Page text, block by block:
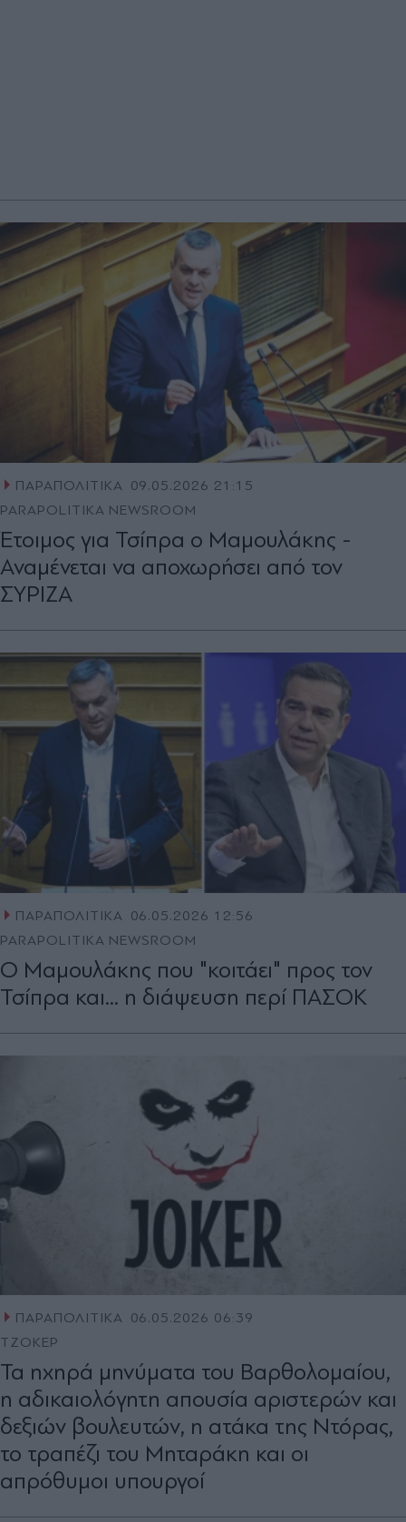
ΠΑΡΑΠΟΛΙΤΙΚΑ 09.05.2026 21:15
PARAPOLITIKA NEWSROOM
Έτοιμος για Τσίπρα ο Μαμουλάκης -
Αναμένεται να αποχωρήσει από τον
ΣΥΡΙΖΑ
ΠΑΡΑΠΟΛΙΤΙΚΑ
06.05.2026 12:56
PARAPOLITIKA NEWSROOM
Ο Μαμουλάκης που "κοιτάει" προς τον
Τσίπρα και... η διάψευση περί ΠΑΣΟΚ
ΠΑΡΑΠΟΛΙΤΙΚΑ 06.05.2026 06:39
ΤΖΟΚΕΡ
Τα ηχηρά μηνύματα του Βαρθολομαίου,
η αδικαιολόγητη απουσία αριστερών και
δεξιών βουλευτών, η ατάκα της Ντόρας,
το τραπέζι του Μηταράκη και οι
απρόθυμοι υπουργοί